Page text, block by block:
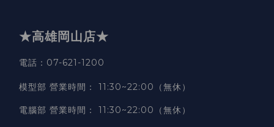
★高雄岡山店★
電話：07-621-1200
模型部 營業時間 ： 11:30~22:00（無休）
電腦部 營業時間 ： 11:30~22:00（無休）